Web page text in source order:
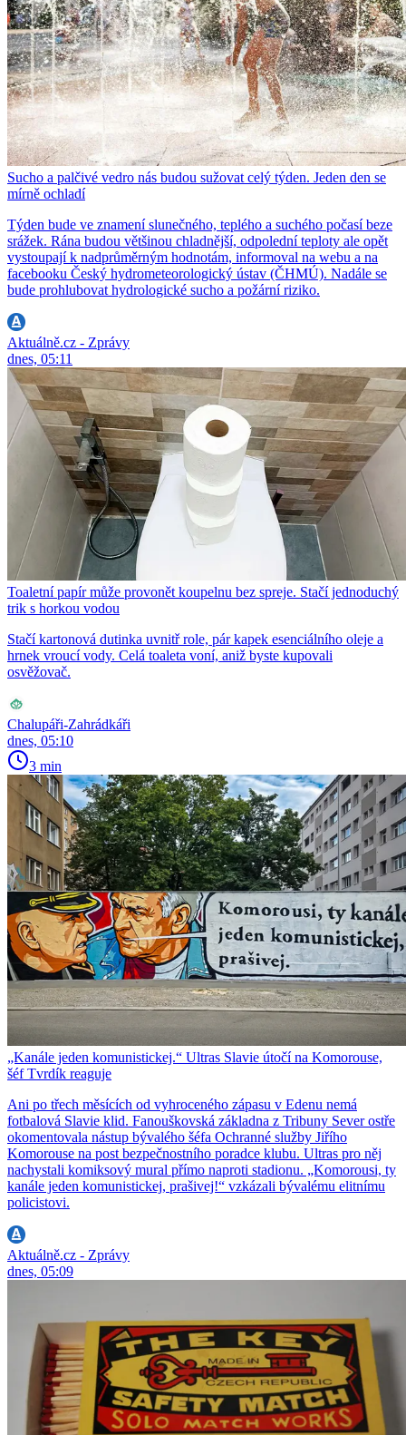
Sucho a palčivé vedro nás budou sužovat celý týden. Jeden den se
mírně ochladí
Týden bude ve znamení slunečného, teplého a suchého počasí beze
srážek. Rána budou většinou chladnější, odpolední teploty ale opět
vystoupají k nadprůměrným hodnotám, informoval na webu a na
facebooku Český hydrometeorologický ústav (ČHMÚ). Nadále se
bude prohlubovat hydrologické sucho a požární riziko.
Aktuálně.cz - Zprávy
dnes, 05:11
Toaletní papír může provonět koupelnu bez spreje. Stačí jednoduchý
trik s horkou vodou
Stačí kartonová dutinka uvnitř role, pár kapek esenciálního oleje a
hrnek vroucí vody. Celá toaleta voní, aniž byste kupovali
osvěžovač.
Chalupáři-Zahrádkáři
dnes, 05:10
3 min
„Kanále jeden komunistickej.“ Ultras Slavie útočí na Komorouse,
šéf Tvrdík reaguje
Ani po třech měsících od vyhroceného zápasu v Edenu nemá
fotbalová Slavie klid. Fanouškovská základna z Tribuny Sever ostře
okomentovala nástup bývalého šéfa Ochranné služby Jiřího
Komorouse na post bezpečnostního poradce klubu. Ultras pro něj
nachystali komiksový mural přímo naproti stadionu. „Komorousi, ty
kanále jeden komunistickej, prašivej!“ vzkázali bývalému elitnímu
policistovi.
Aktuálně.cz - Zprávy
dnes, 05:09